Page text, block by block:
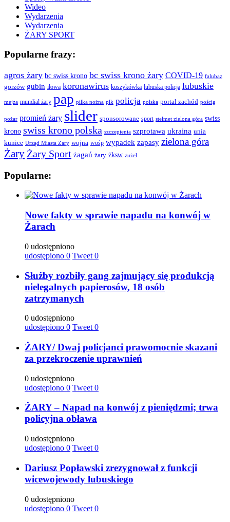
Wideo
Wydarzenia
Wydarzenia
ŻARY SPORT
Popularne frazy:
agros żary bc swiss krono bc swiss krono żary COVID-19 falubaz
gorzów gubin iłowa koronawirus koszykówka lubuska policja lubuskie
mejza mundial żary pap piłka nożna plk policja polska portal zachód pościg
pożar promień żary slider sponsorowane sport stelmet zielona góra swiss
krono swiss krono polska szczepienia szprotawa ukraina unia
kunice Urząd Miasta Żary wojna wośp wypadek zapasy zielona góra
Żary Żary Sport żagań żary żksw żużel
Popularne:
Nowe fakty w sprawie napadu na konwój w
Żarach
0 udostępniono
udostępiono 0 Tweet 0
Służby rozbiły gang zajmujący się produkcją
nielegalnych papierosów, 18 osób
zatrzymanych
0 udostępniono
udostępiono 0 Tweet 0
ŻARY/ Dwaj policjanci prawomocnie skazani
za przekroczenie uprawnień
0 udostępniono
udostępiono 0 Tweet 0
ŻARY – Napad na konwój z pieniędzmi; trwa
policyjna obława
0 udostępniono
udostępiono 0 Tweet 0
Dariusz Popławski zrezygnował z funkcji
wicewojewody lubuskiego
0 udostępniono
udostępiono 0 Tweet 0